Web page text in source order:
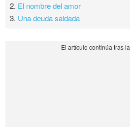
2. El nombre del amor
3. Una deuda saldada